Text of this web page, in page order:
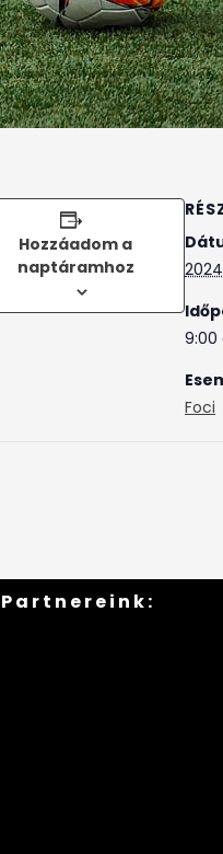
Hozzáadom a
naptáramhoz
9:00
Foci
Partnereink: